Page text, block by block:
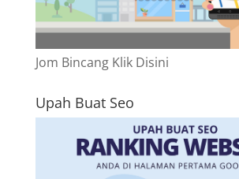
Jom Bincang Klik Disini
Upah Buat Seo